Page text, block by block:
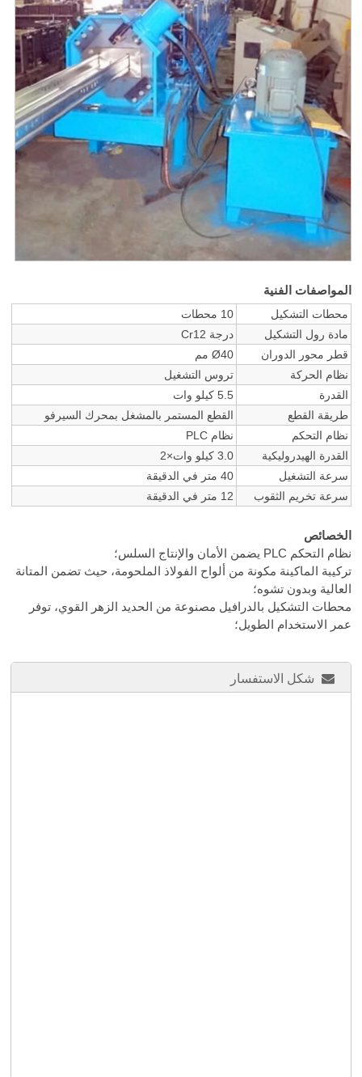
المواصفات الفنية
محطات التشكيل
10 محطات
مادة رول التشكيل
درجة Cr12
قطر محور الدوران
Ø40 مم
نظام الحركة
تروس التشغيل
القدرة
5.5 كيلو وات
طريقة القطع
القطع المستمر بالمشغل بمحرك السيرفو
نظام التحكم
نظام PLC
القدرة الهيدروليكية
3.0 كيلو وات×2
سرعة التشغيل
40 متر في الدقيقة
سرعة تخريم الثقوب
12 متر في الدقيقة
الخصائص
نظام التحكم PLC يضمن الأمان والإنتاج السلس؛
تركيبة الماكينة مكونة من ألواح الفولاذ الملحومة، حيث تضمن المتانة
العالية وبدون تشوه؛
محطات التشكيل بالدرافيل مصنوعة من الحديد الزهر القوي، توفر
عمر الاستخدام الطويل؛
شكل الاستفسار